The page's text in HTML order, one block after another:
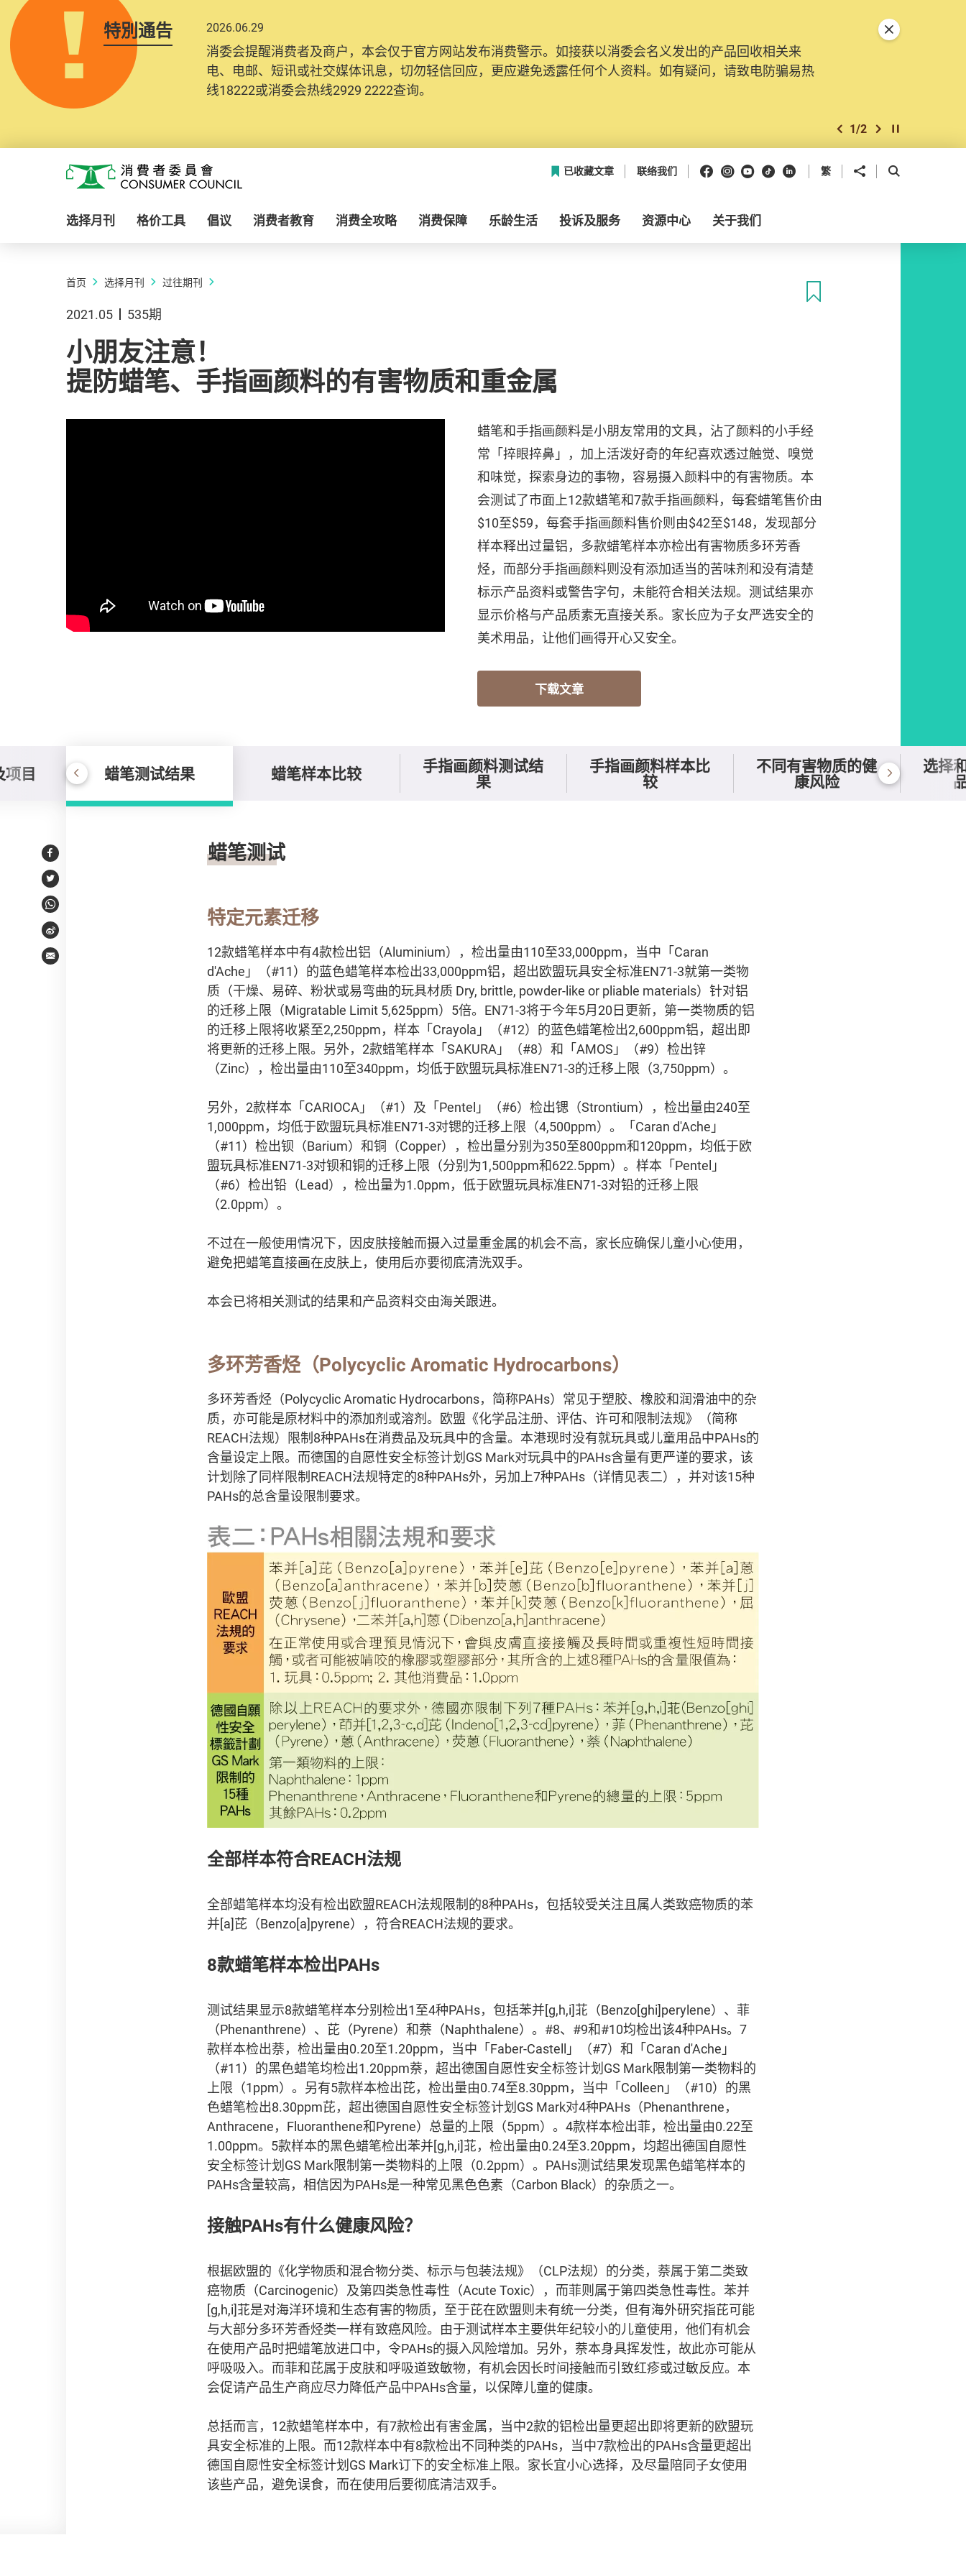
特別通告 2026.06.29
消委会提醒消费者及商户，本会仅于官方网站发布消费警示。如接获以消委会名义发出的产品回收相关来
电、电邮、短讯或社交媒体讯息，切勿轻信回应，更应避免透露任何个人资料。如有疑问，请致电防骗易热
线18222或消委会热线2929 2222查询。
上一个
1/2 下一个开始/暂停幻灯
关闭特別通告
消费者委员会
已收藏文章 联络我们 Facebook
Instagram
Youtube
抖音领英 繁 分享到 开启搜寻框
选择月刊 格价工具 倡议 消费者教育 消费全攻略 消费保障 乐龄生活 投诉及服务 资源中心 关于我们
首页 选择月刊 过往期刊
2021.05 535期
小朋友注意！
提防蜡笔、手指画颜料的有害物质和重金属
蜡笔和手指画颜料是小朋友常用的文具，沾了颜料的小手经
常「捽眼捽鼻」，加上活泼好奇的年纪喜欢透过触觉、嗅觉
和味觉，探索身边的事物，容易摄入颜料中的有害物质。本
会测试了市面上12款蜡笔和7款手指画颜料，每套蜡笔售价由
$10至$59，每套手指画颜料售价则由$42至$148，发现部分
样本释出过量铝，多款蜡笔样本亦检出有害物质多环芳香
烃，而部分手指画颜料则没有添加适当的苦味剂和没有清楚
标示产品资料或警告字句，未能符合相关法规。测试结果亦
显示价格与产品质素无直接关系。家长应为子女严选安全的
美术用品，让他们画得开心又安全。
下载文章
项目 蜡笔测试结果 蜡笔样本比较 手指画颜料测试结
果
手指画颜料样本比
较
不同有害物质的健
康风险
选择
Facebook
Twitter
WhatsApp
Weibo
Email
蜡笔测试结果
蜡笔测试
特定元素迁移
12款蜡笔样本中有4款检出铝（Aluminium），检出量由110至33,000ppm，当中「Caran
d'Ache」（#11）的蓝色蜡笔样本检出33,000ppm铝，超出欧盟玩具安全标准EN71-3就第一类物
质（干燥、易碎、粉状或易弯曲的玩具材质 Dry, brittle, powder-like or pliable materials）针对铝
的迁移上限（Migratable Limit 5,625ppm）5倍。EN71-3将于今年5月20日更新，第一类物质的铝
的迁移上限将收紧至2,250ppm，样本「Crayola」（#12）的蓝色蜡笔检出2,600ppm铝，超出即
将更新的迁移上限。另外，2款蜡笔样本「SAKURA」（#8）和「AMOS」（#9）检出锌
（Zinc），检出量由110至340ppm，均低于欧盟玩具标准EN71-3的迁移上限（3,750ppm）。
另外，2款样本「CARIOCA」（#1）及「Pentel」（#6）检出锶（Strontium），检出量由240至
1,000ppm，均低于欧盟玩具标准EN71-3对锶的迁移上限（4,500ppm）。「Caran d'Ache」
（#11）检出钡（Barium）和铜（Copper），检出量分别为350至800ppm和120ppm，均低于欧
盟玩具标准EN71-3对钡和铜的迁移上限（分别为1,500ppm和622.5ppm）。样本「Pentel」
（#6）检出铅（Lead），检出量为1.0ppm，低于欧盟玩具标准EN71-3对铅的迁移上限
（2.0ppm）。
不过在一般使用情况下，因皮肤接触而摄入过量重金属的机会不高，家长应确保儿童小心使用，
避免把蜡笔直接画在皮肤上，使用后亦要彻底清洗双手。
本会已将相关测试的结果和产品资料交由海关跟进。
多环芳香烃（Polycyclic Aromatic Hydrocarbons）
多环芳香烃（Polycyclic Aromatic Hydrocarbons，简称PAHs）常见于塑胶、橡胶和润滑油中的杂
质，亦可能是原材料中的添加剂或溶剂。欧盟《化学品注册、评估、许可和限制法规》（简称
REACH法规）限制8种PAHs在消费品及玩具中的含量。本港现时没有就玩具或儿童用品中PAHs的
含量设定上限。而德国的自愿性安全标签计划GS Mark对玩具中的PAHs含量有更严谨的要求，该
计划除了同样限制REACH法规特定的8种PAHs外，另加上7种PAHs（详情见表二），并对该15种
PAHs的总含量设限制要求。
全部样本符合REACH法规
全部蜡笔样本均没有检出欧盟REACH法规限制的8种PAHs，包括较受关注且属人类致癌物质的苯
并[a]芘（Benzo[a]pyrene），符合REACH法规的要求。
8款蜡笔样本检出PAHs
测试结果显示8款蜡笔样本分别检出1至4种PAHs，包括苯并[g,h,i]苝（Benzo[ghi]perylene）、菲
（Phenanthrene）、芘（Pyrene）和萘（Naphthalene）。#8、#9和#10均检出该4种PAHs。7
款样本检出萘，检出量由0.20至1.20ppm，当中「Faber-Castell」（#7）和「Caran d'Ache」
（#11）的黑色蜡笔均检出1.20ppm萘，超出德国自愿性安全标签计划GS Mark限制第一类物料的
上限（1ppm）。另有5款样本检出芘，检出量由0.74至8.30ppm，当中「Colleen」（#10）的黑
色蜡笔检出8.30ppm芘，超出德国自愿性安全标签计划GS Mark对4种PAHs（Phenanthrene，
Anthracene，Fluoranthene和Pyrene）总量的上限（5ppm）。4款样本检出菲，检出量由0.22至
1.00ppm。5款样本的黑色蜡笔检出苯并[g,h,i]苝，检出量由0.24至3.20ppm，均超出德国自愿性
安全标签计划GS Mark限制第一类物料的上限（0.2ppm）。PAHs测试结果发现黑色蜡笔样本的
PAHs含量较高，相信因为PAHs是一种常见黑色色素（Carbon Black）的杂质之一。
接触PAHs有什么健康风险？
根据欧盟的《化学物质和混合物分类、标示与包装法规》（CLP法规）的分类，萘属于第二类致
癌物质（Carcinogenic）及第四类急性毒性（Acute Toxic），而菲则属于第四类急性毒性。苯并
[g,h,i]苝是对海洋环境和生态有害的物质，至于芘在欧盟则未有统一分类，但有海外研究指芘可能
与大部分多环芳香烃类一样有致癌风险。由于测试样本主要供年纪较小的儿童使用，他们有机会
在使用产品时把蜡笔放进口中，令PAHs的摄入风险增加。另外，萘本身具挥发性，故此亦可能从
呼吸吸入。而菲和芘属于皮肤和呼吸道致敏物，有机会因长时间接触而引致红疹或过敏反应。本
会促请产品生产商应尽力降低产品中PAHs含量，以保障儿童的健康。
总括而言，12款蜡笔样本中，有7款检出有害金属，当中2款的铝检出量更超出即将更新的欧盟玩
具安全标准的上限。而12款样本中有8款检出不同种类的PAHs，当中7款检出的PAHs含量更超出
德国自愿性安全标签计划GS Mark订下的安全标准上限。家长宜小心选择，及尽量陪同子女使用
该些产品，避免误食，而在使用后要彻底清洁双手。